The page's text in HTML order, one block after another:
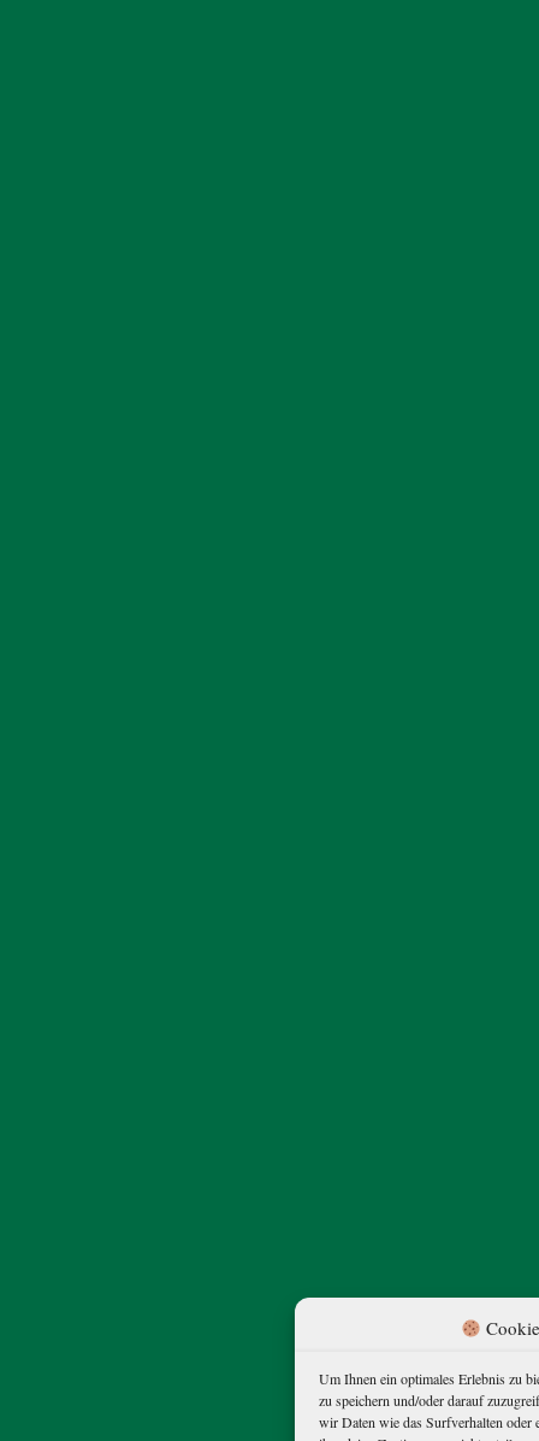
Um Ihnen ein optimales Erlebnis zu
zu speichern und/oder darauf
wir Daten wie das Surfverhalten oder